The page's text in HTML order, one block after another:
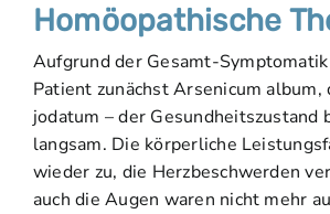
Homöopathische
Aufgrund der Gesamt-
Patient zunächst Arsenicum album,
jodatum – der Gesundheitszustand
langsam. Die körperliche
wieder zu, die Herzbeschwerden
auch die Augen waren nicht mehr